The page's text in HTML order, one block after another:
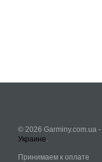
© 2026 Garminy.com.ua -
Украине.
Принимаем к оплате